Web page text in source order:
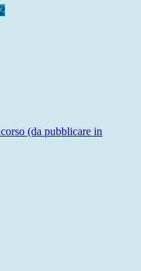
2
(da pubblicare in